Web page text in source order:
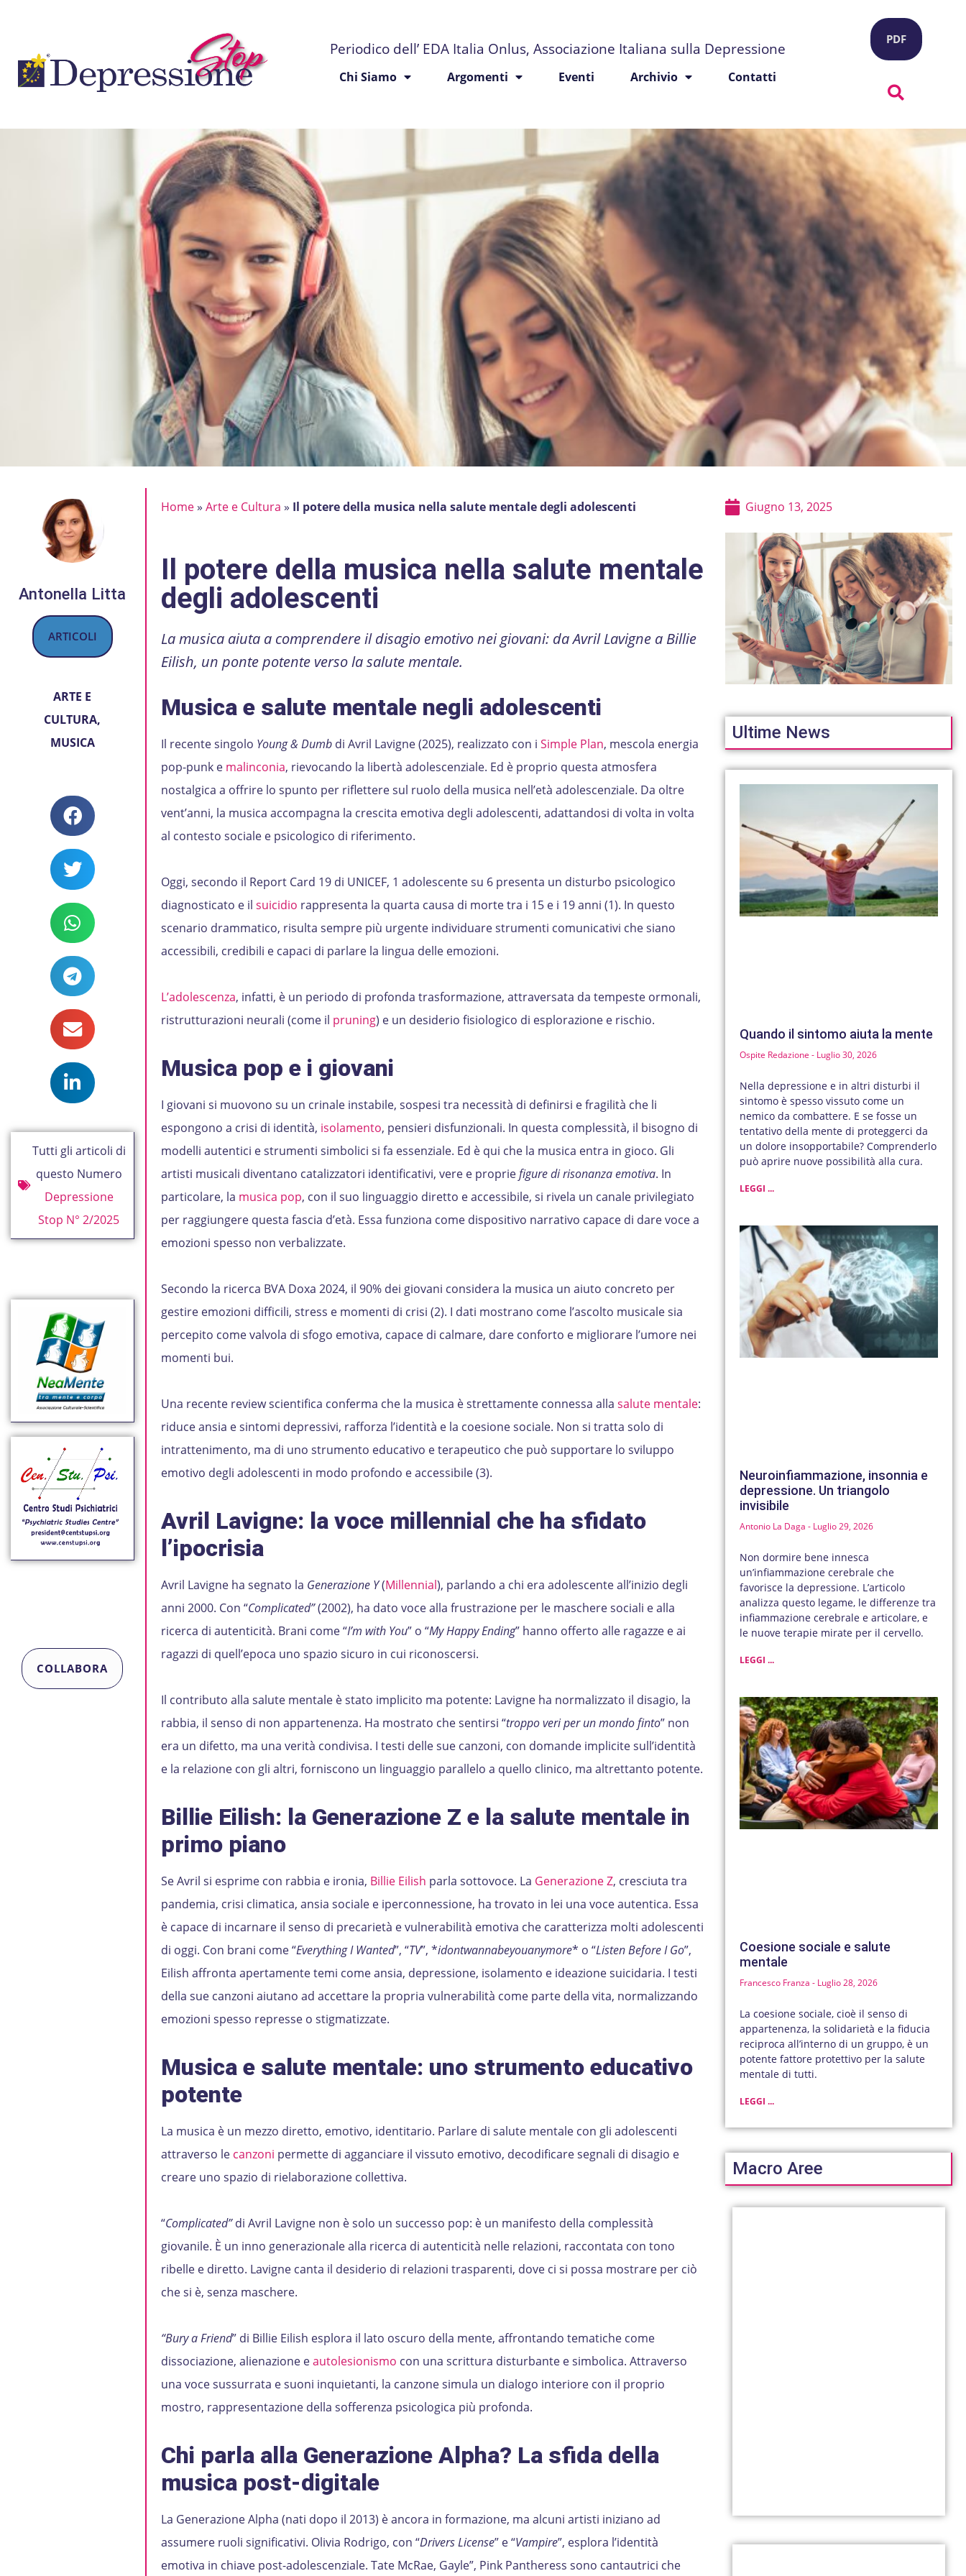
Periodico dell’ EDA Italia Onlus, Associazione Italiana sulla Depressione
Chi Siamo Argomenti Eventi Archivio Contatti
PDF
Antonella Litta
ARTICOLI
ARTE E
CULTURA,
MUSICA
Tutti gli articoli di
questo Numero
Depressione
Stop N° 2/2025
COLLABORA
Home» Arte e Cultura » Il potere della musica nella salute mentale degli adolescenti
Il potere della musica nella salute mentale
degli adolescenti
La musica aiuta a comprendere il disagio emotivo nei giovani: da Avril Lavigne a Billie
Eilish, un ponte potente verso la salute mentale.
Musica e salute mentale negli adolescenti
Il recente singolo Young & Dumbdi Avril Lavigne (2025), realizzato con i Simple Plan, mescola energia
pop-punk e malinconia, rievocando la libertà adolescenziale. Ed è proprio questa atmosfera
nostalgica a offrire lo spunto per riflettere sul ruolo della musica nell’età adolescenziale. Da oltre
vent’anni, la musica accompagna la crescita emotiva degli adolescenti, adattandosi di volta in volta
al contesto sociale e psicologico di riferimento.
Oggi, secondo il Report Card 19 di UNICEF, 1 adolescente su 6 presenta un disturbo psicologico
diagnosticato e il suicidio rappresenta la quarta causa di morte tra i 15 e i 19 anni (1). In questo
scenario drammatico, risulta sempre più urgente individuare strumenti comunicativi che siano
accessibili, credibili e capaci di parlare la lingua delle emozioni.
L’adolescenza, infatti, è un periodo di profonda trasformazione, attraversata da tempeste ormonali,
ristrutturazioni neurali (come il pruning) e un desiderio fisiologico di esplorazione e rischio.
Musica pop e i giovani
I giovani si muovono su un crinale instabile, sospesi tra necessità di definirsi e fragilità che li
espongono a crisi di identità, isolamento, pensieri disfunzionali. In questa complessità, il bisogno di
modelli autentici e strumenti simbolici si fa essenziale. Ed è qui che la musica entra in gioco. Gli
artisti musicali diventano catalizzatori identificativi, vere e propriefigure di risonanza emotiva. In
particolare, la musica pop, con il suo linguaggio diretto e accessibile, si rivela un canale privilegiato
per raggiungere questa fascia d’età. Essa funziona come dispositivo narrativo capace di dare voce a
emozioni spesso non verbalizzate.
Secondo la ricerca BVA Doxa 2024, il 90% dei giovani considera la musica un aiuto concreto per
gestire emozioni difficili, stress e momenti di crisi (2). I dati mostrano come l’ascolto musicale sia
percepito come valvola di sfogo emotiva, capace di calmare, dare conforto e migliorare l’umore nei
momenti bui.
Una recente review scientifica conferma che la musica è strettamente connessa alla salute mentale:
riduce ansia e sintomi depressivi, rafforza l’identità e la coesione sociale. Non si tratta solo di
intrattenimento, ma di uno strumento educativo e terapeutico che può supportare lo sviluppo
emotivo degli adolescenti in modo profondo e accessibile (3).
Avril Lavigne: la voce millennial che ha sfidato
l’ipocrisia
Avril Lavigne ha segnato la Generazione Y(Millennial), parlando a chi era adolescente all’inizio degli
anni 2000. Con “Complicated”(2002), ha dato voce alla frustrazione per le maschere sociali e alla
ricerca di autenticità. Brani come “I’m with You” o “My Happy Ending” hanno offerto alle ragazze e ai
ragazzi di quell’epoca uno spazio sicuro in cui riconoscersi.
Il contributo alla salute mentale è stato implicito ma potente: Lavigne ha normalizzato il disagio, la
rabbia, il senso di non appartenenza. Ha mostrato che sentirsi “troppo veri per un mondo finto” non
era un difetto, ma una verità condivisa. I testi delle sue canzoni, con domande implicite sull’identità
e la relazione con gli altri, forniscono un linguaggio parallelo a quello clinico, ma altrettanto potente.
Billie Eilish: la Generazione Z e la salute mentale in
primo piano
Se Avril si esprime con rabbia e ironia, Billie Eilish parla sottovoce. La Generazione Z, cresciuta tra
pandemia, crisi climatica, ansia sociale e iperconnessione, ha trovato in lei una voce autentica. Essa
è capace di incarnare il senso di precarietà e vulnerabilità emotiva che caratterizza molti adolescenti
di oggi. Con brani come “Everything I Wanted”, “TV”, *idontwannabeyouanymore* o “Listen Before I Go”,
Eilish affronta apertamente temi come ansia, depressione, isolamento e ideazione suicidaria. I testi
della sue canzoni aiutano ad accettare la propria vulnerabilità come parte della vita, normalizzando
emozioni spesso represse o stigmatizzate.
Musica e salute mentale: uno strumento educativo
potente
La musica è un mezzo diretto, emotivo, identitario. Parlare di salute mentale con gli adolescenti
attraverso le canzoni permette di agganciare il vissuto emotivo, decodificare segnali di disagio e
creare uno spazio di rielaborazione collettiva.
“Complicated”di Avril Lavigne non è solo un successo pop: è un manifesto della complessità
giovanile. È un inno generazionale alla ricerca di autenticità nelle relazioni, raccontata con tono
ribelle e diretto. Lavigne canta il desiderio di relazioni trasparenti, dove ci si possa mostrare per ciò
che si è, senza maschere.
“Bury a Friend” di Billie Eilish esplora il lato oscuro della mente, affrontando tematiche come
dissociazione, alienazione eautolesionismo con una scrittura disturbante e simbolica. Attraverso
una voce sussurrata e suoni inquietanti, la canzone simula un dialogo interiore con il proprio
mostro, rappresentazione della sofferenza psicologica più profonda.
Chi parla alla Generazione Alpha? La sfida della
musica post-digitale
La Generazione Alpha (nati dopo il 2013) è ancora in formazione, ma alcuni artisti iniziano ad
assumere ruoli significativi. Olivia Rodrigo, con “Drivers License” e “Vampire”, esplora l’identità
emotiva in chiave post-adolescenziale. Tate McRae, Gayle”, Pink Pantheress sono cantautrici che
Giugno 13, 2025
Ultime News
Quando il sintomo aiuta la mente
Ospite Redazione Luglio 30, 2026
Nella depressione e in altri disturbi il
sintomo è spesso vissuto come un
nemico da combattere. E se fosse un
tentativo della mente di proteggerci da
un dolore insopportabile? Comprenderlo
può aprire nuove possibilità alla cura.
LEGGI ...
Neuroinfiammazione, insonnia e
depressione. Un triangolo
invisibile
Antonio La Daga Luglio 29, 2026
Non dormire bene innesca
un’infiammazione cerebrale che
favorisce la depressione. L’articolo
analizza questo legame, le differenze tra
infiammazione cerebrale e articolare, e
le nuove terapie mirate per il cervello.
LEGGI ...
Coesione sociale e salute
mentale
Francesco Franza Luglio 28, 2026
La coesione sociale, cioè il senso di
appartenenza, la solidarietà e la fiducia
reciproca all’interno di un gruppo, è un
potente fattore protettivo per la salute
mentale di tutti.
LEGGI ...
Macro Aree